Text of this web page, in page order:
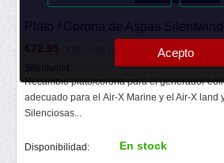
€ 72.95
Silentwind
Recambio plato/corona para el generador
adecuado para el Air-X Marine y el Air-X land
Silenciosas...
Disponibilidad: En stock
Acepto